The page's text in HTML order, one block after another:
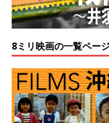
8ミリ映画の一覧ペー